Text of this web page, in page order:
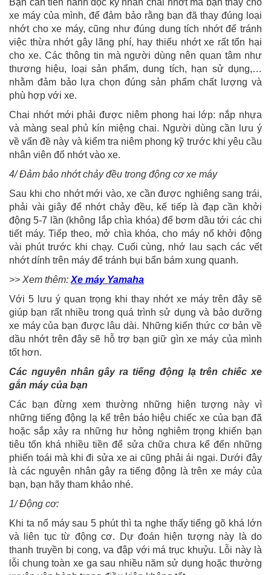
Bạn cần tiến hành đọc kỹ nhãn chai nhớt mà bạn thay cho
xe máy của mình, để đảm bảo rằng bạn đã thay đúng loại
nhớt cho xe máy, cũng như đúng dung tích nhớt để tránh
việc thừa nhớt gây lãng phí, hay thiếu nhớt xe rất tổn hại
cho xe. Các thông tin mà người dùng nên quan tâm như
thương hiệu, loại sản phẩm, dung tích, hạn sử dụng,…
nhằm đảm bảo lựa chọn đúng sản phẩm chất lượng và
phù hợp với xe.
Chai nhớt mới phải được niêm phong hai lớp: nắp nhựa
và màng seal phủ kín miệng chai. Người dùng cần lưu ý
về vấn đề này và kiểm tra niêm phong kỹ trước khi yêu cầu
nhân viên đổ nhớt vào xe.
4/ Đảm bảo nhớt chảy đều trong động cơ xe máy
Sau khi cho nhớt mới vào, xe cần được nghiêng sang trái,
phải vài giây để nhớt chảy đều, kế tiếp là đạp cần khởi
động 5-7 lần (không lắp chìa khóa) để bơm dầu tới các chi
tiết máy. Tiếp theo, mở chìa khóa, cho máy nổ khởi động
vài phút trước khi chạy. Cuối cùng, nhớ lau sạch các vết
nhớt dính trên máy để tránh bụi bẩn bám xung quanh.
>> Xem thêm: Xe máy Yamaha
Với 5 lưu ý quan trọng khi thay nhớt xe máy trên đây sẽ
giúp bạn rất nhiều trong quá trình sử dụng và bảo dưỡng
xe máy của bạn được lâu dài. Những kiến thức cơ bản về
dầu nhớt trên đây sẽ hỗ trợ bạn giữ gìn xe máy của mình
tốt hơn.
Các nguyên nhân gây ra tiếng động lạ trên chiếc xe
gắn máy của bạn
Các bạn đừng xem thường những hiện tượng này vì
những tiếng động lạ kể trên báo hiệu chiếc xe của bạn đã
hoặc sắp xảy ra những hư hỏng nghiêm trọng khiến bạn
tiêu tốn khá nhiều tiền để sửa chữa chưa kể đến những
phiến toái mà khi đi sửa xe ai cũng phải ái ngại. Dưới đây
là các nguyên nhân gây ra tiếng động là trên xe máy của
bạn, bạn hãy tham khảo nhé.
1/ Động cơ:
Khi ta nổ máy sau 5 phút thì ta nghe thấy tiếng gõ khá lớn
và liên tục từ động cơ. Dự đoán hiện tượng này là do
thanh truyền bị cong, va đập với má trục khuỷu. Lỗi này là
lỗi chung toàn xe ga sau nhiều năm sử dụng hoặc thường